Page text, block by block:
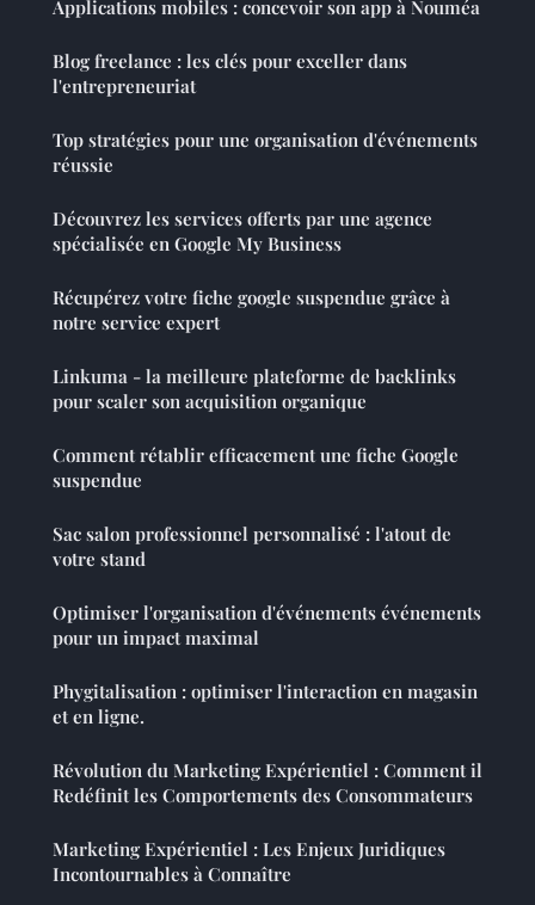
Applications mobiles : concevoir son app à Nouméa
Blog freelance : les clés pour exceller dans
l'entrepreneuriat
Top stratégies pour une organisation d'événements
réussie
Découvrez les services offerts par une agence
spécialisée en Google My Business
Récupérez votre fiche google suspendue grâce à
notre service expert
Linkuma - la meilleure plateforme de backlinks
pour scaler son acquisition organique
Comment rétablir efficacement une fiche Google
suspendue
Sac salon professionnel personnalisé : l'atout de
votre stand
Optimiser l'organisation d'événements événements
pour un impact maximal
Phygitalisation : optimiser l'interaction en magasin
et en ligne.
Révolution du Marketing Expérientiel : Comment il
Redéfinit les Comportements des Consommateurs
Marketing Expérientiel : Les Enjeux Juridiques
Incontournables à Connaître